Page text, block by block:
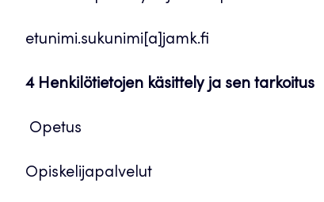
etunimi.sukunimi[a]jamk.fi
4 Henkilötietojen käsittely ja sen tarkoitus
Opetus
Opiskelijapalvelut